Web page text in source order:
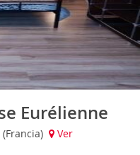
Eurélienne
Ver